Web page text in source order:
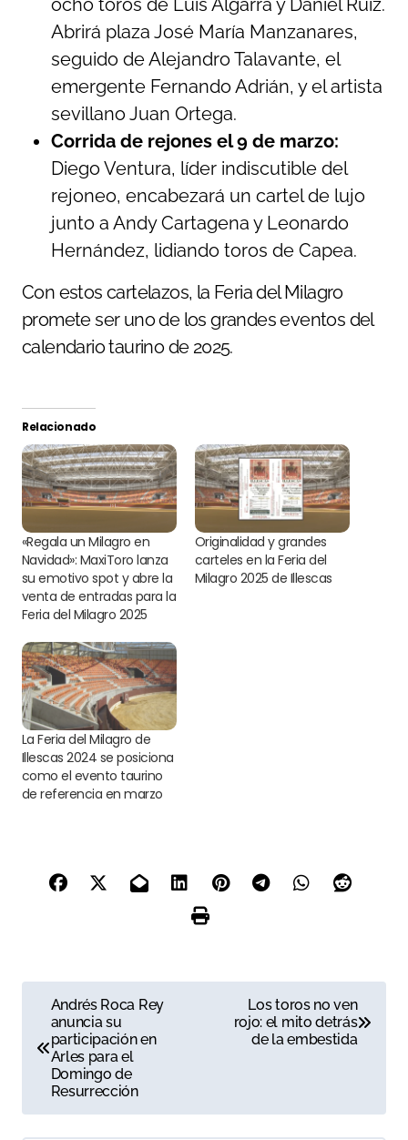
ocho toros de Luis Algarra y Daniel Ruiz.
Abrirá plaza José María Manzanares,
seguido de Alejandro Talavante, el
emergente Fernando Adrián, y el artista
sevillano Juan Ortega.
Corrida de rejones el 9 de marzo:
Diego Ventura, líder indiscutible del
rejoneo, encabezará un cartel de lujo
junto a Andy Cartagena y Leonardo
Hernández, lidiando toros de Capea.
Con estos cartelazos, la Feria del Milagro
promete ser uno de los grandes eventos del
calendario taurino de 2025.
Relacionado
«Regala un Milagro en
Navidad»: MaxiToro lanza
su emotivo spot y abre la
venta de entradas para la
Feria del Milagro 2025
Originalidad y grandes
carteles en la Feria del
Milagro 2025 de Illescas
La Feria del Milagro de
Illescas 2024 se posiciona
como el evento taurino
de referencia en marzo
a
e
Andrés Roca Rey
anuncia su
participación en
Arles para el
Domingo de
Resurrección
Los toros no ven
rojo: el mito detrás
de la embestida